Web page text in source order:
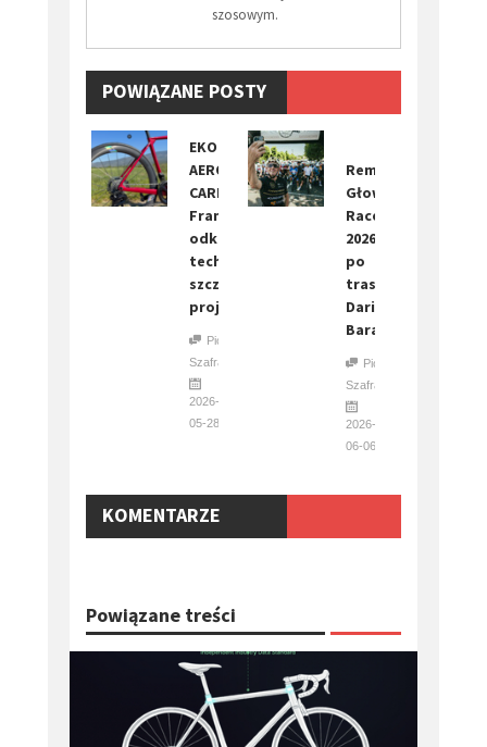
szosowym.
POWIĄZANE POSTY
EKOI
AEROLIGHT
CARBON.
Francuzi
odkryli
techniczne
szczegóły
projektu
Piotr
Szafraniec
2026-
05-28
Remo
Głowno
Race
2026
po
trasie
Dariusza
Baranowskiego
Piotr
Szafraniec
2026-
06-06
KOMENTARZE
Powiązane treści